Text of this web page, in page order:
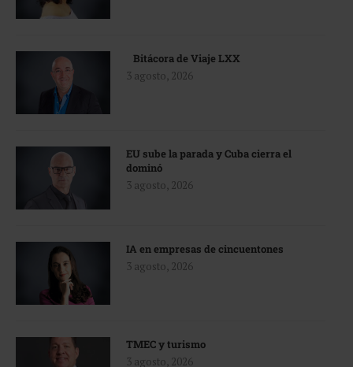
Bitácora de Viaje LXX
3 agosto, 2026
EU sube la parada y Cuba cierra el
dominó
3 agosto, 2026
IA en empresas de cincuentones
3 agosto, 2026
TMEC y turismo
3 agosto, 2026